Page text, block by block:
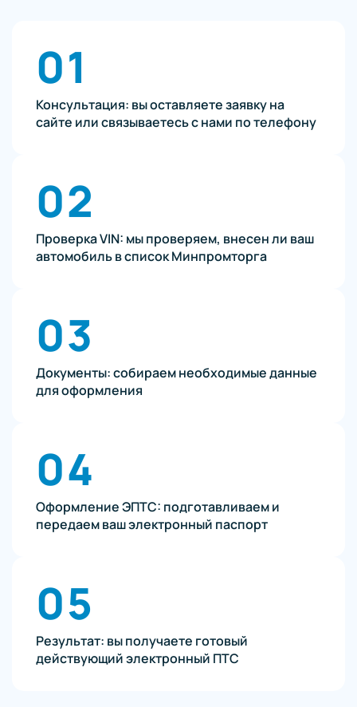
01
Консультация: вы оставляете заявку на
сайте или связываетесь с нами по телефону
02
Проверка VIN: мы проверяем, внесен ли ваш
автомобиль в список Минпромторга
03
Документы: собираем необходимые данные
для оформления
04
Оформление ЭПТС: подготавливаем и
передаем ваш электронный паспорт
05
Результат: вы получаете готовый
действующий электронный ПТС